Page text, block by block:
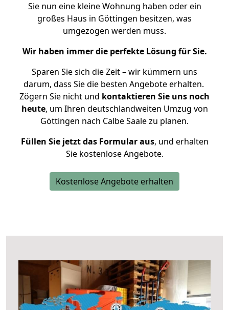
Sie nun eine kleine Wohnung haben oder ein
großes Haus in Göttingen besitzen, was
umgezogen werden muss.
Wir haben immer die perfekte Lösung für Sie.
Sparen Sie sich die Zeit – wir kümmern uns
darum, dass Sie die besten Angebote erhalten.
Zögern Sie nicht und kontaktieren Sie uns noch
heute, um Ihren deutschlandweiten Umzug von
Göttingen nach Calbe Saale zu planen.
Füllen Sie jetzt das Formular aus, und erhalten
Sie kostenlose Angebote.
Kostenlose Angebote erhalten